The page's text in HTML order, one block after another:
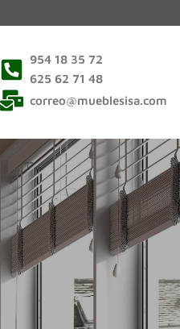
954 18 35 72
625 62 71 48
correo@mueblesisa.com